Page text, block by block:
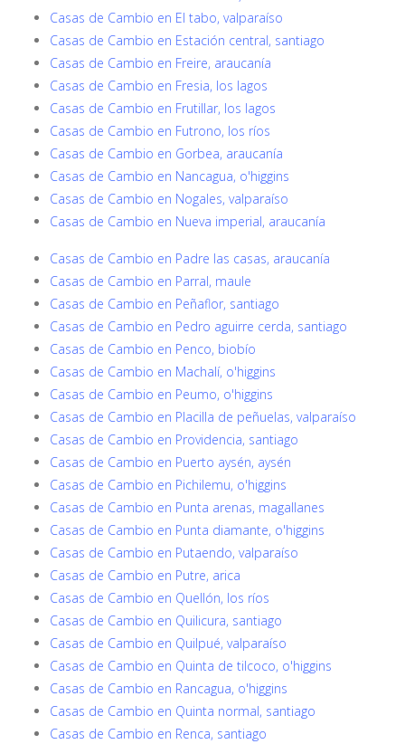
Casas de Cambio en El tabo, valparaíso
Casas de Cambio en Estación central, santiago
Casas de Cambio en Freire, araucanía
Casas de Cambio en Fresia, los lagos
Casas de Cambio en Frutillar, los lagos
Casas de Cambio en Futrono, los ríos
Casas de Cambio en Gorbea, araucanía
Casas de Cambio en Nancagua, o'higgins
Casas de Cambio en Nogales, valparaíso
Casas de Cambio en Nueva imperial, araucanía
Casas de Cambio en Padre las casas, araucanía
Casas de Cambio en Parral, maule
Casas de Cambio en Peñaflor, santiago
Casas de Cambio en Pedro aguirre cerda, santiago
Casas de Cambio en Penco, biobío
Casas de Cambio en Machalí, o'higgins
Casas de Cambio en Peumo, o'higgins
Casas de Cambio en Placilla de peñuelas, valparaíso
Casas de Cambio en Providencia, santiago
Casas de Cambio en Puerto aysén, aysén
Casas de Cambio en Pichilemu, o'higgins
Casas de Cambio en Punta arenas, magallanes
Casas de Cambio en Punta diamante, o'higgins
Casas de Cambio en Putaendo, valparaíso
Casas de Cambio en Putre, arica
Casas de Cambio en Quellón, los ríos
Casas de Cambio en Quilicura, santiago
Casas de Cambio en Quilpué, valparaíso
Casas de Cambio en Quinta de tilcoco, o'higgins
Casas de Cambio en Rancagua, o'higgins
Casas de Cambio en Quinta normal, santiago
Casas de Cambio en Renca, santiago